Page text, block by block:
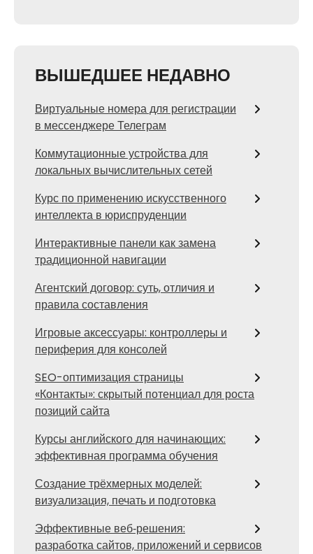
ВЫШЕДШЕЕ НЕДАВНО
Виртуальные номера для регистрации
в мессенджере Телеграм
Коммутационные устройства для
локальных вычислительных сетей
Курс по применению искусственного
интеллекта в юриспруденции
Интерактивные панели как замена
традиционной навигации
Агентский договор: суть, отличия и
правила составления
Игровые аксессуары: контроллеры и
периферия для консолей
SEO-оптимизация страницы
«Контакты»: скрытый потенциал для роста
позиций сайта
Курсы английского для начинающих:
эффективная программа обучения
Создание трёхмерных моделей:
визуализация, печать и подготовка
Эффективные веб‑решения:
разработка сайтов, приложений и сервисов